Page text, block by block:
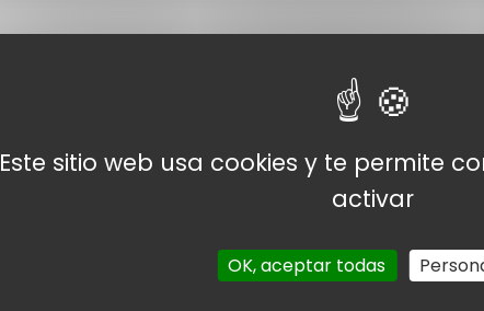
Este sitio web usa cookies y te permite
activar
OK, aceptar todas